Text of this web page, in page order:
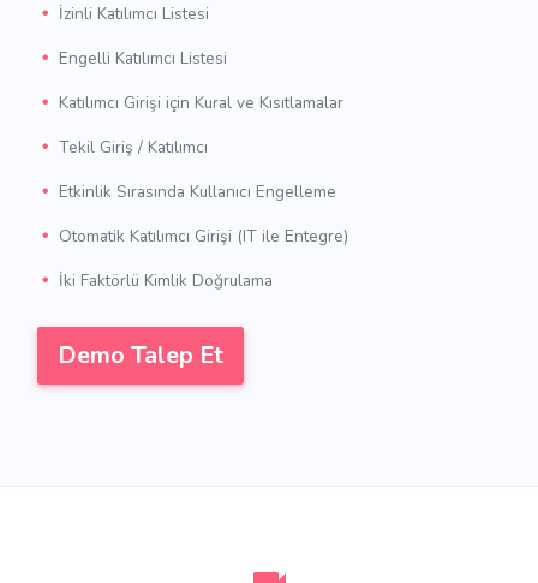
İzinli Katılımcı Listesi
Engelli Katılımcı Listesi
Katılımcı Girişi için Kural ve Kısıtlamalar
Tekil Giriş / Katılımcı
Etkinlik Sırasında Kullanıcı Engelleme
Otomatik Katılımcı Girişi (IT ile Entegre)
İki Faktörlü Kimlik Doğrulama
Demo Talep Et